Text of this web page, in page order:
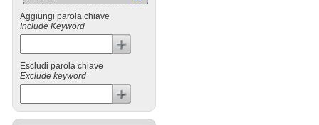
Aggiungi parola chiave
Include Keyword
Escludi parola chiave
Exclude keyword